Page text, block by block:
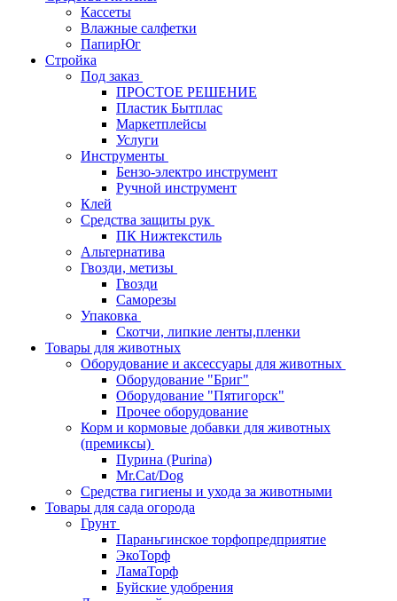
Кассеты
Влажные салфетки
ПапирЮг
Стройка
Под заказ
ПРОСТОЕ РЕШЕНИЕ
Пластик Бытплас
Маркетплейсы
Услуги
Инструменты
Бензо-электро инструмент
Ручной инструмент
Клей
Средства защиты рук
ПК Нижтекстиль
Альтернатива
Гвозди, метизы
Гвозди
Саморезы
Упаковка
Скотчи, липкие ленты,пленки
Товары для животных
Оборудование и аксессуары для животных
Оборудование "Бриг"
Оборудование "Пятигорск"
Прочее оборудование
Корм и кормовые добавки для животных
(премиксы)
Пурина (Purina)
Mr.Cat/Dog
Средства гигиены и ухода за животными
Товары для сада огорода
Грунт
Параньгинское торфопредприятие
ЭкоТорф
ЛамаТорф
Буйские удобрения